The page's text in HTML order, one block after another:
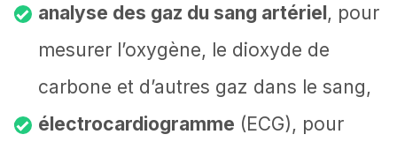
analyse des gaz du sang artériel, pour
mesurer l’oxygène, le dioxyde de
carbone et d’autres gaz dans le sang,
électrocardiogramme (ECG), pour